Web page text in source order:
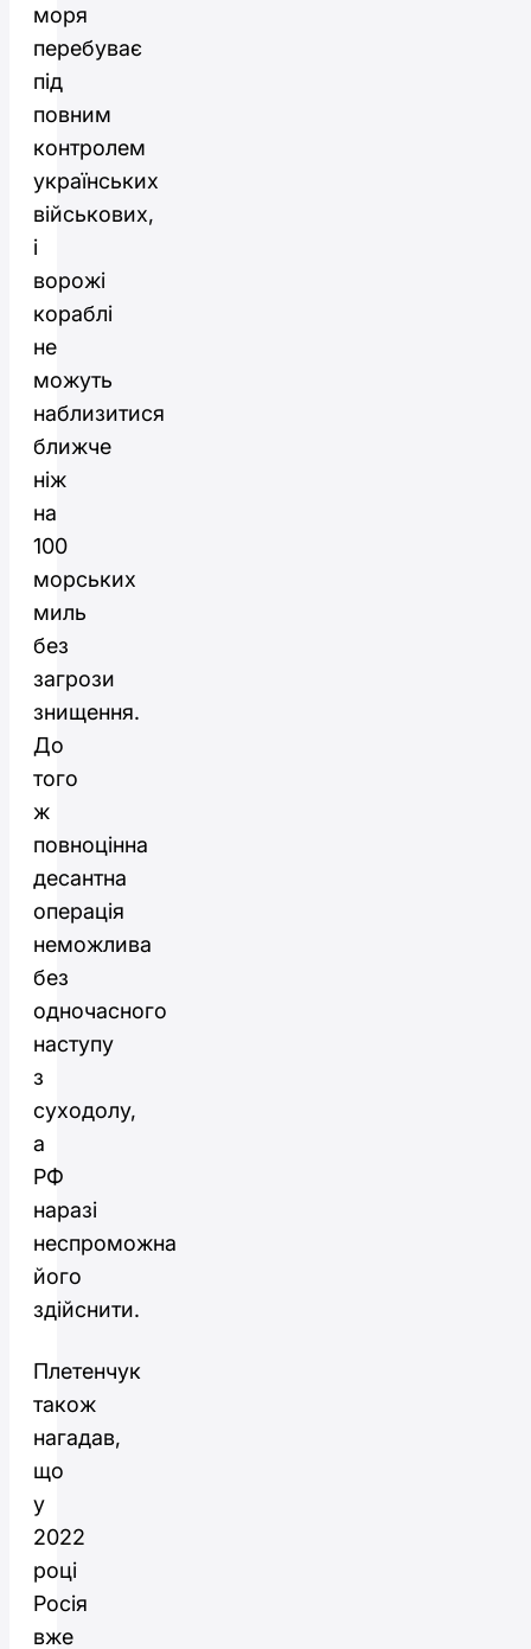
моря
перебуває
під
повним
контролем
українських
військових,
і
ворожі
кораблі
не
можуть
наблизитися
ближче
ніж
на
100
морських
миль
без
загрози
знищення.
До
того
ж
повноцінна
десантна
операція
неможлива
без
одночасного
наступу
з
суходолу,
а
РФ
наразі
неспроможна
його
здійснити.
Плетенчук
також
нагадав,
що
у
2022
році
Росія
вже